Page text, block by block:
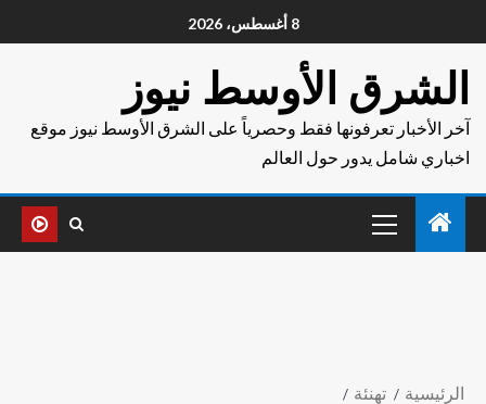
8 أغسطس، 2026
الشرق الأوسط نيوز
آخر الأخبار تعرفونها فقط وحصرياً على الشرق الأوسط نيوز موقع
اخباري شامل يدور حول العالم
الرئيسية
تهنئة